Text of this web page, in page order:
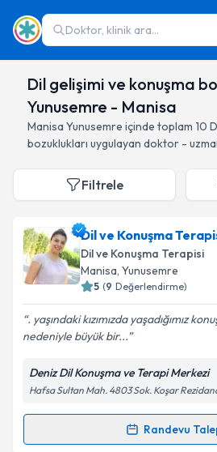
Doktor, klinik ara...
Dil gelişimi ve konuşma
Yunusemre - Manisa
Manisa Yunusemre içinde toplam 10
bozuklukları uygulayan doktor -
Filtrele
Dil ve Konuşma
Dil ve Konuşma Terapisi
Manisa, Yunusemre
5 (9 Değerlendirme)
. yaşındaki kızımızda yaşadığımız
nedeniyle büyük bir...
Deniz Dil Konuşma ve Terapi Merkezi
Hafsa Sultan Mah. 4803 Sok. Koşar
Randevu
Randevu Takvimi Talebi